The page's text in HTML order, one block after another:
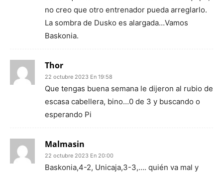
no creo que otro entrenador pueda arreglarlo.
La sombra de Dusko es alargada…Vamos
Baskonia.
Thor
22 octubre 2023 En 19:58
Que tengas buena semana le dijeron al rubio de
escasa cabellera, bino…0 de 3 y buscando o
esperando Pi
Malmasin
22 octubre 2023 En 20:00
Baskonia,4-2, Unicaja,3-3,…. quién va mal y